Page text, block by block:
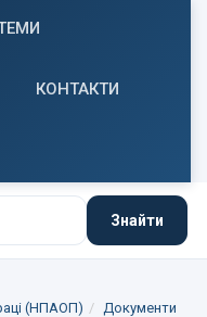
КОНТАКТИ
Знайти
(НПАОП)
Документи